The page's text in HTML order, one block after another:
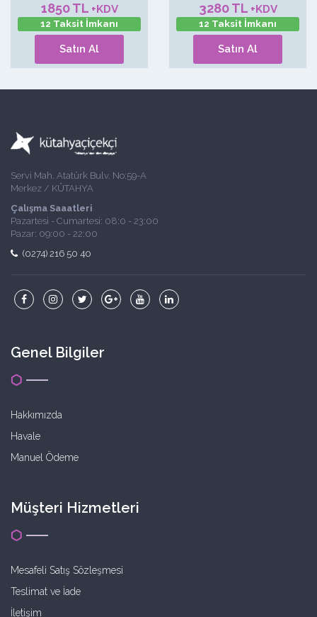
1850 TL +KDV
12 Taksit İmkanı
Satın Al
3280 TL +KDV
12 Taksit İmkanı
Satın Al
Servi Mah. Atatürk Bulv. No:59-A
Merkez / KÜTAHYA
Çalışma Saaatleri
Pazartesi - Cumartesi: 08:0 - 23:00
Pazar: 09:00 - 22:00
(0274) 216 50 40
Genel Bilgiler
Hakkımızda
Havale
Manuel Ödeme
Müşteri Hizmetleri
Mesafeli Satış Sözleşmesi
Teslimat ve İade
İletişim